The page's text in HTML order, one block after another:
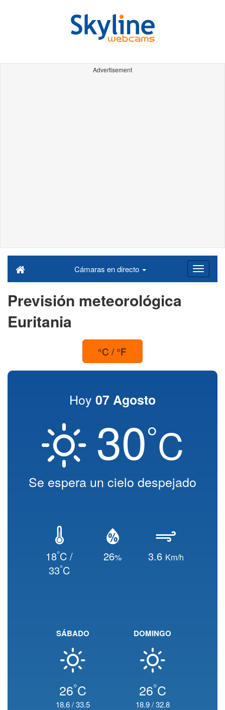
Advertisement
Cámaras en directo
Previsión meteorológica
Euritania
°C / °F
Hoy 07 Agosto
30°C
Se espera un cielo despejado
18°C /
33°C
26% 3.6 Km/h
SÁBADO
26°C
18.6/33.5
DOMINGO
26°C
18.9/32.8